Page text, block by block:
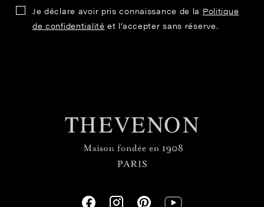
Je déclare avoir pris connaissance de la Politique
de confidentialité et l’accepter sans réserve.